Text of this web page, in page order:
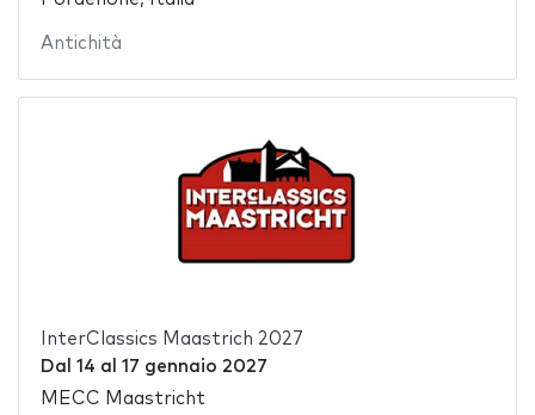
Antichità
InterClassics Maastrich 2027
Dal 14 al 17 gennaio 2027
MECC Maastricht